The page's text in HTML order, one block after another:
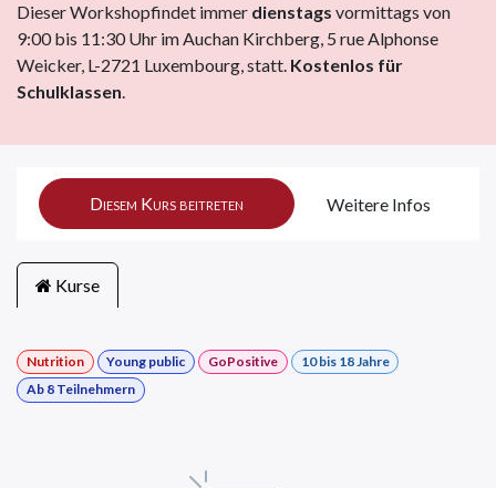
Dieser Workshopfindet immer dienstags vormittags von
9:00 bis 11:30 Uhr im Auchan Kirchberg, 5 rue Alphonse
Weicker, L-2721 Luxembourg, statt. Kostenlos für
Schulklassen.
Diesem Kurs beitreten Weitere Infos
Kurse
Nutrition Young public GoPositive
10 bis 18 Jahre
Ab 8 Teilnehmern